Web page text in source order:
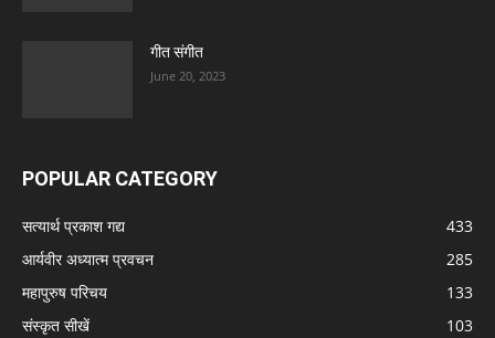
गीत संगीत
June 20, 2023
POPULAR CATEGORY
सत्यार्थ प्रकाश गद्य
433
आर्यवीर अध्यात्म प्रवचन
285
महापुरुष परिचय
133
संस्कृत सीखें
103